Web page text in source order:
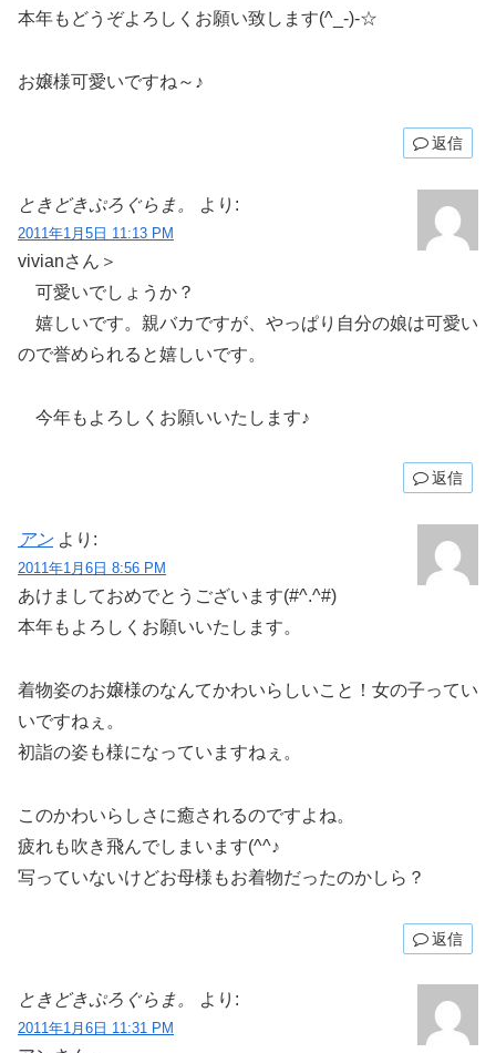
本年もどうぞよろしくお願い致します(^_-)-☆
お嬢様可愛いですね～♪
返信
ときどきぷろぐらま。 より:
2011年1月5日 11:13 PM
vivianさん＞
可愛いでしょうか？
嬉しいです。親バカですが、やっぱり自分の娘は可愛い
ので誉められると嬉しいです。
今年もよろしくお願いいたします♪
返信
アン より:
2011年1月6日 8:56 PM
あけましておめでとうございます(#^.^#)
本年もよろしくお願いいたします。
着物姿のお嬢様のなんてかわいらしいこと！女の子ってい
いですねぇ。
初詣の姿も様になっていますねぇ。
このかわいらしさに癒されるのですよね。
疲れも吹き飛んでしまいます(^^♪
写っていないけどお母様もお着物だったのかしら？
返信
ときどきぷろぐらま。 より:
2011年1月6日 11:31 PM